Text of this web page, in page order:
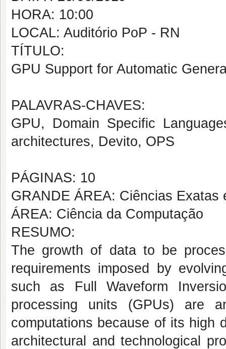
HORA: 10:00
LOCAL: Auditório PoP - RN
TÍTULO:
GPU Support for Automatic
PALAVRAS-CHAVES:
GPU, Domain Specific
architectures, Devito, OPS
PÁGINAS: 10
GRANDE ÁREA: Ciências Exatas
ÁREA: Ciência da Computação
RESUMO:
The growth of data to be
requirements imposed by
such as Full Waveform
processing units (GPUs) are
computations because of its high
architectural and technological